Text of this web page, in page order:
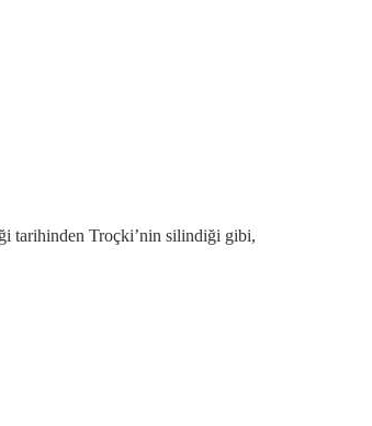
tarihinden Troçki’nin silindiği gibi,